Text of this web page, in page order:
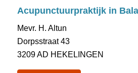
Acupunctuurpraktijk in
Mevr. H. Altun
Dorpsstraat 43
3209 AD HEKELINGEN